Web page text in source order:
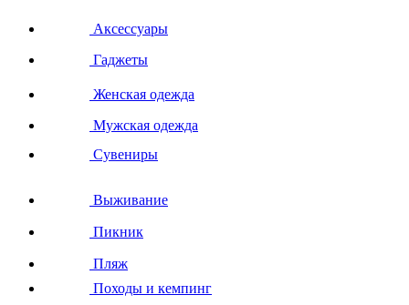
Аксессуары
Гаджеты
Женская одежда
Мужская одежда
Сувениры
Выживание
Пикник
Пляж
Походы и кемпинг